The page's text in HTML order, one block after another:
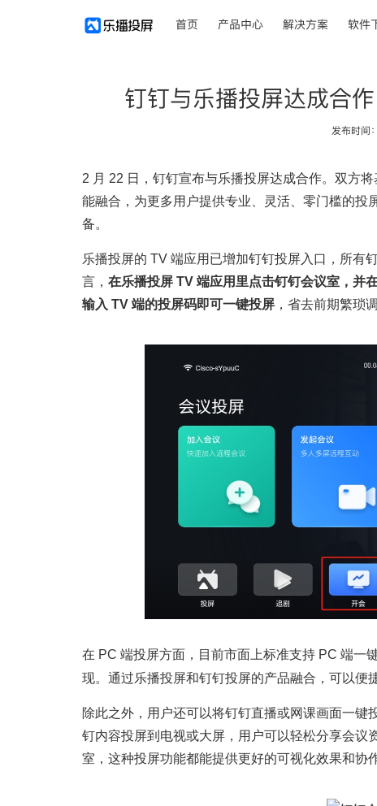
首页 产品中心 解决方案 软件
钉钉与乐播投屏达成合
发布时间
2 月 22 日，钉钉宣布与乐播投屏达成合作。双方
能融合，为更多用户提供专业、灵活、零门槛的投
备。
乐播投屏的 TV 端应用已增加钉钉投屏入口，所有
言， 在乐播投屏 TV 端应用里点击钉钉会议室，并
输入 TV 端的投屏码即可一键投屏，省去前期繁琐
在 PC 端投屏方面，目前市面上标准支持 PC 端一
现。通过乐播投屏和钉钉投屏的产品融合，可以便
除此之外，用户还可以将钉钉直播或网课画面一
钉内容投屏到电视或大屏，用户可以轻松分享会议
室，这种投屏功能都能提供更好的可视化效果和协